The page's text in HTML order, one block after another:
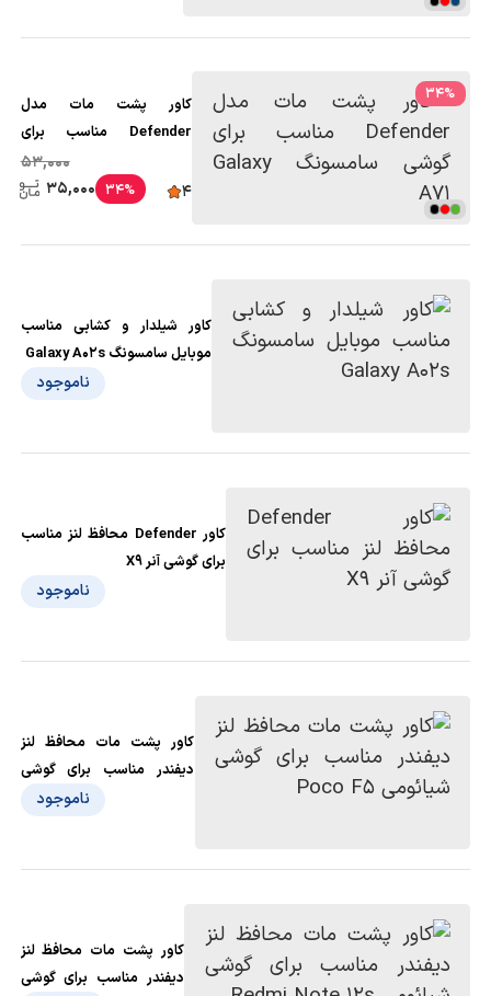
%
34
کاور پشت مات مدل
Defender مناسب برای
4
53,000
34%
35,000
کاور شیلدار و کشابی مناسب
موبایل سامسونگ Galaxy A02s
ناموجود
کاور Defender محافظ لنز مناسب
برای گوشی آنر X9
ناموجود
کاور پشت مات محافظ لنز
دیفندر مناسب برای گوشی
ناموجود
کاور پشت مات محافظ لنز
دیفندر مناسب برای گوشی